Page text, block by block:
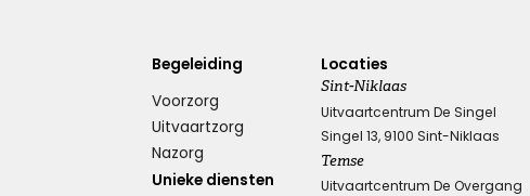
Begeleiding
Voorzorg
Uitvaartzorg
Nazorg
Unieke diensten
Locaties
Sint-Niklaas
Uitvaartcentrum De Singel
Singel 13, 9100 Sint-Niklaas
Temse
Uitvaartcentrum De Overgang